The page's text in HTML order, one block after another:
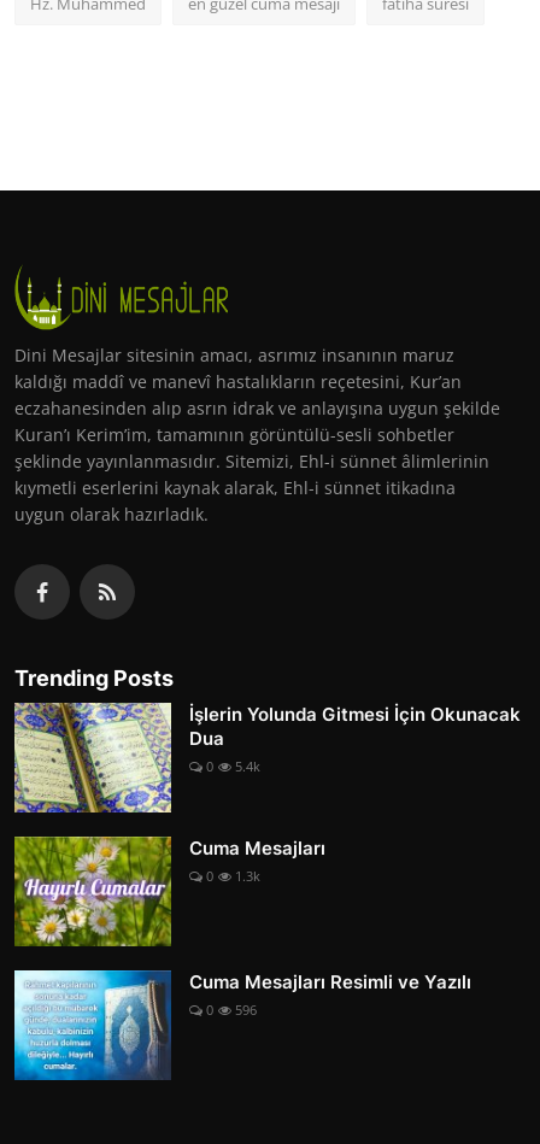
Dini Mesajlar sitesinin amacı, asrımız insanının maruz
kaldığı maddî ve manevî hastalıkların reçetesini, Kur’an
eczahanesinden alıp asrın idrak ve anlayışına uygun şekilde
Kuran’ı Kerim’im, tamamının görüntülü-sesli sohbetler
şeklinde yayınlanmasıdır. Sitemizi, Ehl-i sünnet âlimlerinin
kıymetli eserlerini kaynak alarak, Ehl-i sünnet itikadına
uygun olarak hazırladık.
Trending Posts
İşlerin Yolunda Gitmesi İçin Okunacak
Dua
0 5.4k
Cuma Mesajları
0 1.3k
Cuma Mesajları Resimli ve Yazılı
0 596